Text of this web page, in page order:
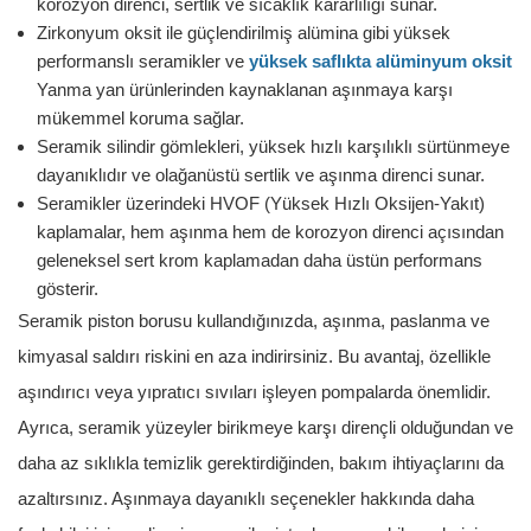
korozyon direnci, sertlik ve sıcaklık kararlılığı sunar.
Zirkonyum oksit ile güçlendirilmiş alümina gibi yüksek
performanslı seramikler ve yüksek saflıkta alüminyum oksit
Yanma yan ürünlerinden kaynaklanan aşınmaya karşı
mükemmel koruma sağlar.
Seramik silindir gömlekleri, yüksek hızlı karşılıklı sürtünmeye
dayanıklıdır ve olağanüstü sertlik ve aşınma direnci sunar.
Seramikler üzerindeki HVOF (Yüksek Hızlı Oksijen-Yakıt)
kaplamalar, hem aşınma hem de korozyon direnci açısından
geleneksel sert krom kaplamadan daha üstün performans
gösterir.
Seramik piston borusu kullandığınızda, aşınma, paslanma ve
kimyasal saldırı riskini en aza indirirsiniz. Bu avantaj, özellikle
aşındırıcı veya yıpratıcı sıvıları işleyen pompalarda önemlidir.
Ayrıca, seramik yüzeyler birikmeye karşı dirençli olduğundan ve
daha az sıklıkla temizlik gerektirdiğinden, bakım ihtiyaçlarını da
azaltırsınız. Aşınmaya dayanıklı seçenekler hakkında daha